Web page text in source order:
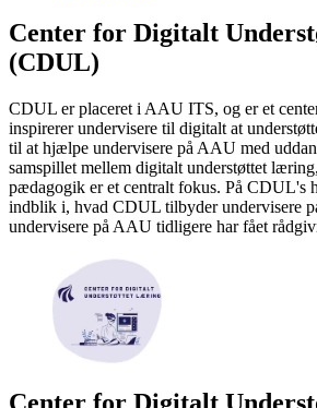
Center for Digitalt
(CDUL)
CDUL er placeret i AAU ITS, og er et
inspirerer undervisere til digitalt at
til at hjælpe undervisere på AAU med
samspillet mellem digitalt understøttet
pædagogik er et centralt fokus. På CDUL's
indblik i, hvad CDUL tilbyder undervisere
undervisere på AAU tidligere har fået